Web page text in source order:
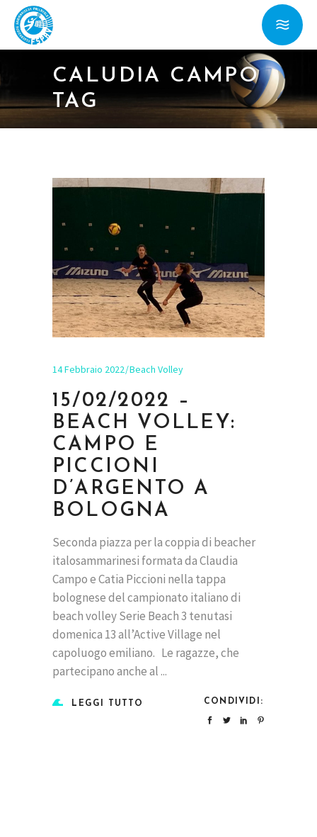
CALUDIA CAMPO
TAG
14 Febbraio 2022 Beach Volley
15/02/2022 –
BEACH VOLLEY:
CAMPO E
PICCIONI
D’ARGENTO A
BOLOGNA
Seconda piazza per la coppia di beacher
italosammarinesi formata da Claudia
Campo e Catia Piccioni nella tappa
bolognese del campionato italiano di
beach volley Serie Beach 3 tenutasi
domenica 13 all’Active Village nel
capoluogo emiliano. Le ragazze, che
partecipano anche al
LEGGI TUTTO CONDIVIDI: